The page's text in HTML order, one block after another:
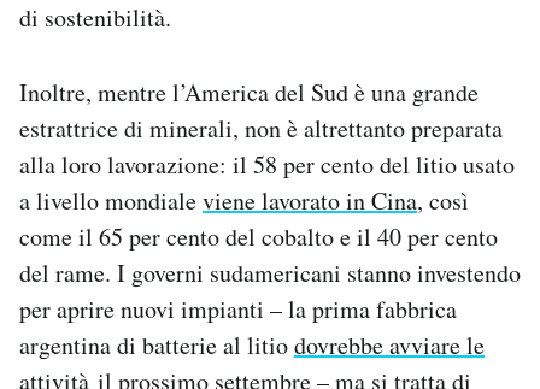
di sostenibilità.
Inoltre, mentre l’America del Sud è una grande
estrattrice di minerali, non è altrettanto preparata
alla loro lavorazione: il 58 per cento del litio usato
a livello mondialeviene lavorato in Cina, così
come il 65 per cento del cobalto e il 40 per cento
del rame. I governi sudamericani stanno investendo
per aprire nuovi impianti – la prima fabbrica
argentina di batterie al litiodovrebbe avviare le
attività il prossimo settembre – ma si tratta di